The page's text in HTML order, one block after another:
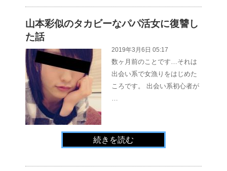
山本彩似のタカビーなパパ活女に復讐し
た話
2019年3月6日 05:17
数ヶ月前のことです…それは
出会い系で女漁りをはじめた
ころです。 出会い系初心者が
続きを読む